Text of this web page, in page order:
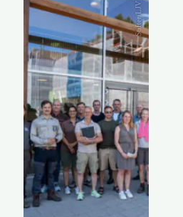
Stifter/LJV